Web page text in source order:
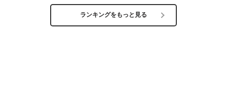
ランキングをもっと見る